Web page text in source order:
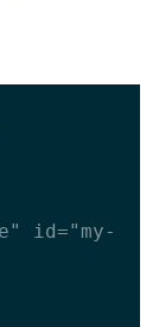
id="my-